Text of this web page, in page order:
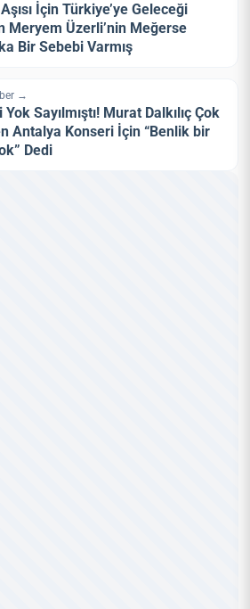
İçin Türkiye’ye Geleceği
Meryem Üzerli’nin Meğerse
Bir Sebebi Varmış
→
Sayılmıştı! Murat Dalkılıç Çok
Antalya Konseri İçin “Benlik bir
Dedi